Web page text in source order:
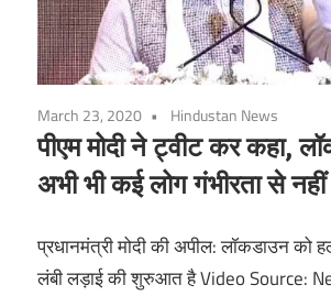
March 23, 2020 Hindustan News
पीएम मोदी ने ट्वीट कर कहा,
अभी भी कई लोग गंभीरता से
प्रधानमंत्री मोदी की अपील: लॉकडाउन को
लंबी लड़ाई की शुरुआत है Video Source: